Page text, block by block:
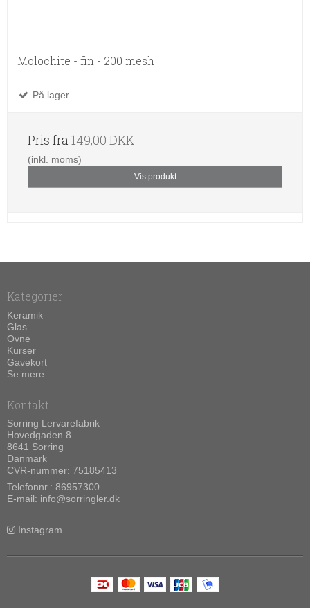
Molochite - fin - 200 mesh
På lager
Pris fra 149,00 DKK
(inkl. moms)
Vis produkt
Kategorier
Keramik
Glas
Ovne
Kurser
Gavekort
Se mere
Kontakt
Sorring Lervarefabrik
Hovedgaden 8
8641 Sorring
Danmark
CVR-nummer: 75185413
Telefonnr.: 86957300
E-mail: info@sorringler.dk
Instagram